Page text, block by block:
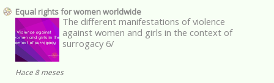
Equal rights for women worldwide
The different manifestations of violence
against women and girls in the context of
surrogacy 6/
Hace 8 meses